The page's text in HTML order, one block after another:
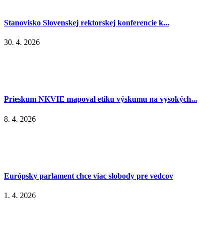
Stanovisko Slovenskej rektorskej konferencie k...
30. 4. 2026
Prieskum NKVIE mapoval etiku výskumu na vysokých...
8. 4. 2026
Európsky parlament chce viac slobody pre vedcov
1. 4. 2026